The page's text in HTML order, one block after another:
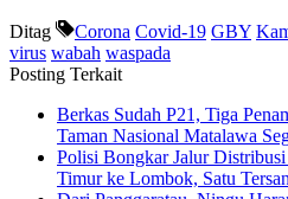
Ditag Corona Covid-19 GBY
virus wabah waspada
Posting Terkait
Berkas Sudah P21, Tiga
Taman Nasional Matalawa
Polisi Bongkar Jalur
Timur ke Lombok, Satu